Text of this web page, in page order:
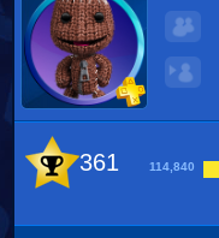
361
114,840